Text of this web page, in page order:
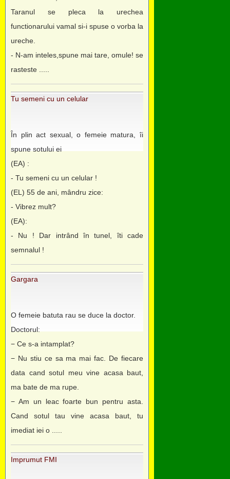
Taranul se pleca la urechea
functionarului vamal si-i spuse o vorba la
ureche.
- N-am inteles,spune mai tare, omule! se
rasteste .....
Tu semeni cu un celular
În plin act sexual, o femeie matura, îi
spune sotului ei
(EA) :
- Tu semeni cu un celular !
(EL) 55 de ani, mândru zice:
- Vibrez mult?
(EA):
- Nu ! Dar intrând în tunel, îti cade
semnalul !
Gargara
O femeie batuta rau se duce la doctor.
Doctorul:
− Ce s-a intamplat?
− Nu stiu ce sa ma mai fac. De fiecare
data cand sotul meu vine acasa baut,
ma bate de ma rupe.
− Am un leac foarte bun pentru asta.
Cand sotul tau vine acasa baut, tu
imediat iei o .....
Imprumut FMI